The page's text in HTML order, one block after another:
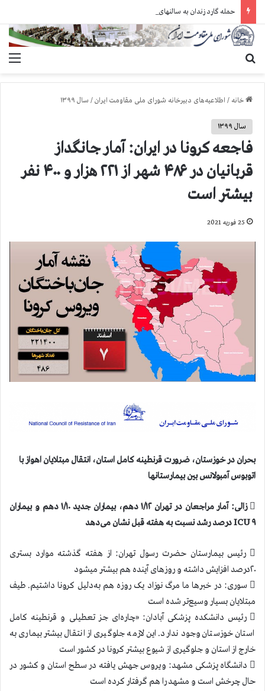
خانه / اطلاعیه‌های دبیرخانه شورای ملی مقاومت ایران/ سال ۱۳۹۹
سال ۱۳۹۹
فاجعه كرونا در ايران: آمار جانگداز
قربانيان در ۴۸۶ شهر از ۲۲۱ هزار و ۴۰۰ نفر
بيشتر است
25 فوریه 2021
بحران در خوزستان، ضرورت قرنطينه كامل استان، انتقال مبتلایان اهواز با
اتوبوس آمبولانس بين بيمارستانها
 زالی: آمار مراجعان در تهران ۱/۱۲ دهم، بیماران جدید ۱/۱۰ دهم و بیماران
ICU ۹ درصد رشد نسبت به هفته قبل نشان می‌دهد
 رئیس بیمارستان حضرت رسول تهران: از هفته گذشته موارد بستری
۲۰درصد افزايش داشته و روزهای آینده هم بیشتر ميشود
 سوری: در خبرها ما مرگ نوزاد یک روزه هم به‌دلیل کرونا داشتیم. طیف
مبتلايان بسیار وسیع‌تر شده است
 رئیس دانشکده پزشکی آبادان: «چاره‌ای جز تعطیلی و قرنطینه کامل
استان خوزستان وجود ندارد. اين لازمه جلوگیری از انتقال بیشتر بیماری به
خارج از استان و جلوگیری از شیوع بیشتر کرونا در کشور است
 دانشگاه پزشکی مشهد: ويروس جهش یافته در سطح استان و کشور در
حال چرخش است و مشهد را هم گرفتار کرده است